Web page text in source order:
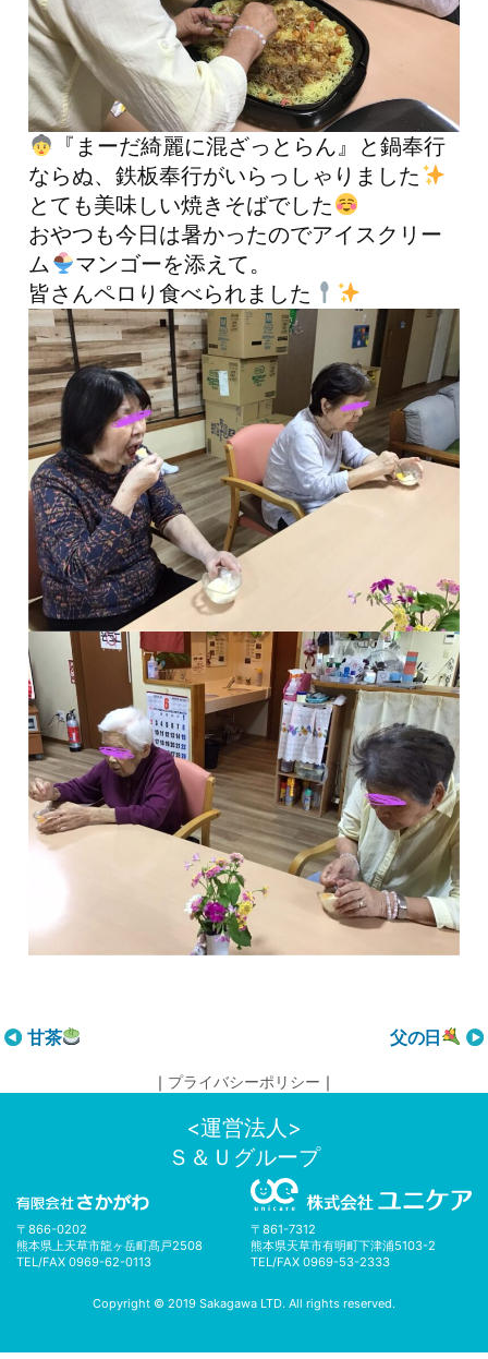
『まーだ綺麗に混ざっとらん』と鍋奉行
ならぬ、鉄板奉行がいらっしゃりました
とても美味しい焼きそばでした
おやつも今日は暑かったのでアイスクリー
ム
マンゴーを添えて。
皆さんペロり食べられました
投
ナ
ョ
ン
甘茶 父の日
｜ プライバシーポリシー ｜
<運営法人>
Ｓ＆Ｕグループ
〒866-0202
熊本県上天草市龍ヶ岳町髙戸2508
TEL/FAX 0969-62-0113
〒861-7312
熊本県天草市有明町下津浦5103-2
TEL/FAX 0969-53-2333
Copyright © 2019 Sakagawa LTD. All rights reserved.